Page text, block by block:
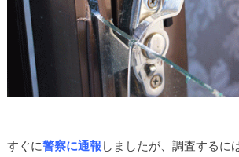
すぐに警察に通報 しましたが、調査するに